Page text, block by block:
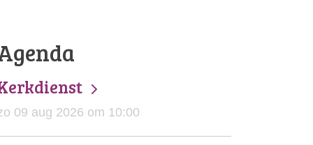
09 aug 2026 om 10:00